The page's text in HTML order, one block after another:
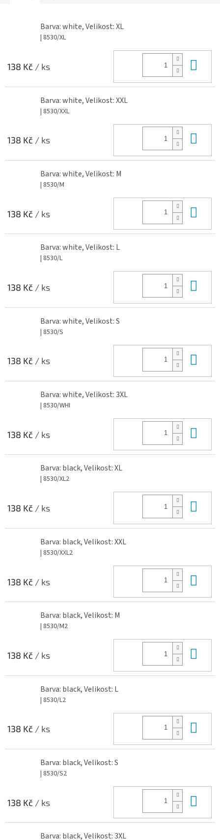
Barva: white, Velikost: XL
| 8530/XL
138 Kč / ks
Barva: white, Velikost: XXL
| 8530/XXL
138 Kč / ks
Barva: white, Velikost: M
| 8530/M
138 Kč / ks
Barva: white, Velikost: L
| 8530/L
138 Kč / ks
Barva: white, Velikost: S
| 8530/S
138 Kč / ks
Barva: white, Velikost: 3XL
| 8530/WHI
138 Kč / ks
Barva: black, Velikost: XL
| 8530/XL2
138 Kč / ks
Barva: black, Velikost: XXL
| 8530/XXL2
138 Kč / ks
Barva: black, Velikost: M
| 8530/M2
138 Kč / ks
Barva: black, Velikost: L
| 8530/L2
138 Kč / ks
Barva: black, Velikost: S
| 8530/S2
138 Kč / ks
Barva: black, Velikost: 3XL